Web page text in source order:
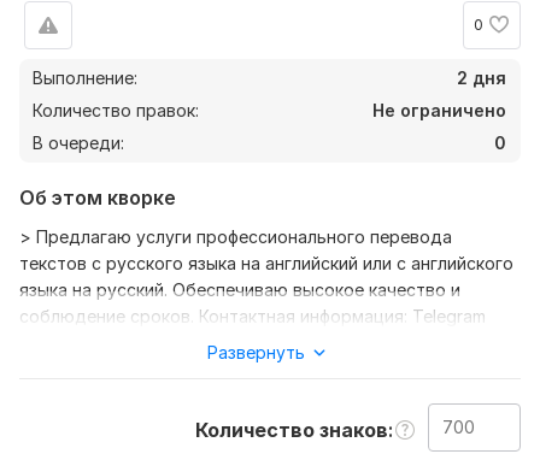
0
Выполнение:
2 дня
Количество правок:
Не ограничено
В очереди:
0
Об этом кворке
> Предлагаю услуги профессионального перевода
текстов с русского языка на английский или с английского
языка на русский. Обеспечиваю высокое качество и
соблюдение сроков. Контактная информация: Telegram
Ожидаю от вас текст, желательно в формате документа,
также уточнение моей работы - перевод с английского на
Развернуть
Количество знаков